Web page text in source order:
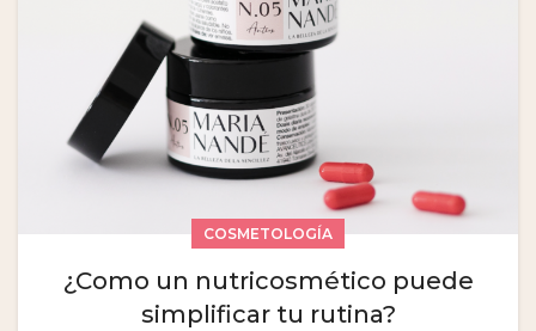
COSMETOLOGÍA
¿Como un nutricosmético puede
simplificar tu rutina?